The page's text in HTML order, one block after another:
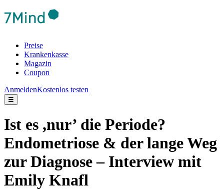
Preise
Krankenkasse
Magazin
Coupon
AnmeldenKostenlos testen
☰
Ist es ,nur’ die Periode?
Endometriose & der lange Weg
zur Diagnose – Interview mit
Emily Knafl